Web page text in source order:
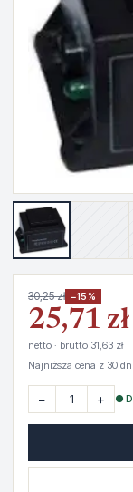
30,25 zł −15%
25,71 zł
netto · brutto 31,63 zł
Najniższa cena z 30
− + ●